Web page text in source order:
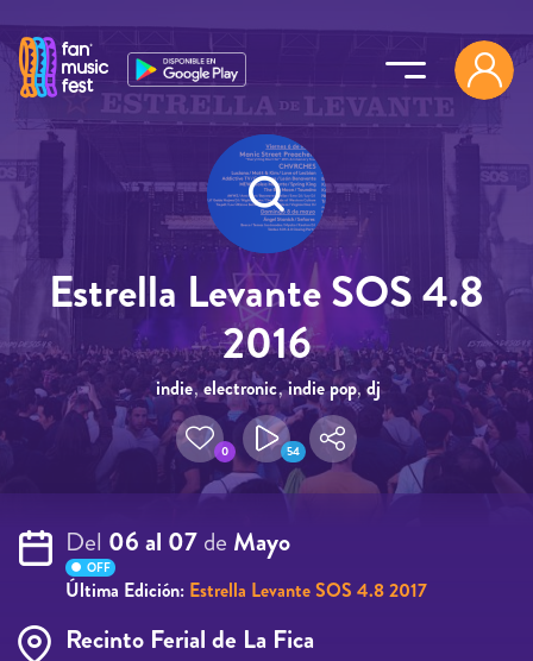
Estrella Levante SOS 4.8
2016
indie,electronic,indie pop,dj
0 54
Del 06 al 07de Mayo
OFF
Última Edición: Estrella Levante SOS 4.8 2017
Recinto Ferial de La Fica